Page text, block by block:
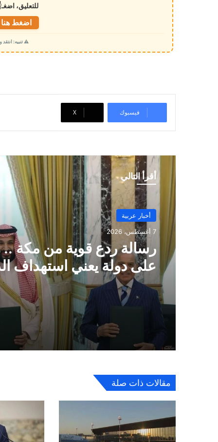
ح
للتعليق،
اضغط هنا
⚠️ تنبيه:
فيسبوك ‫X
أقرأ التالي
أخبار عربية
7 أغسطس، 2026
رسالة ردع قوية من مكة
على دولة يعني استهداف
الثلاث
مقالات ذات صلة